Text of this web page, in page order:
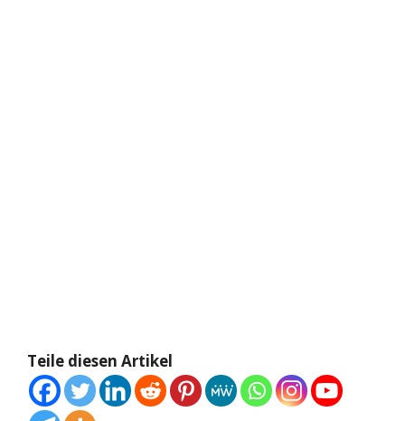
Teile diesen Artikel